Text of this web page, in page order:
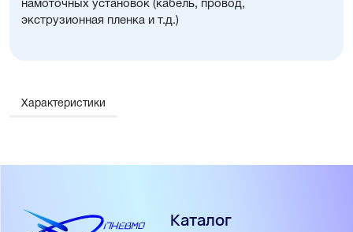
намоточных установок (кабель, провод,
экструзионная пленка и т.д.)
Характеристики
Каталог